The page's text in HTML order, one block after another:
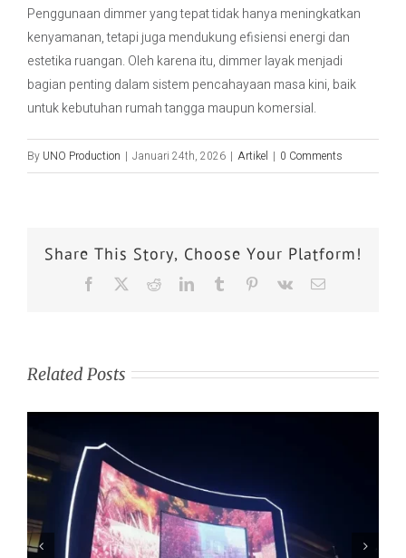
Penggunaan dimmer yang tepat tidak hanya meningkatkan
kenyamanan, tetapi juga mendukung efisiensi energi dan
estetika ruangan. Oleh karena itu, dimmer layak menjadi
bagian penting dalam sistem pencahayaan masa kini, baik
untuk kebutuhan rumah tangga maupun komersial.
By UNO Production | Januari 24th, 2026 | Artikel | 0 Comments
Share This Story, Choose Your Platform!
Related Posts